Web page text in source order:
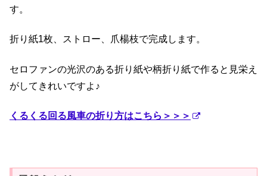
す。
折り紙1枚、ストロー、爪楊枝で完成します。
セロファンの光沢のある折り紙や柄折り紙で作ると見栄え
がしてきれいですよ♪
くるくる回る風車の折り方はこちら＞＞＞